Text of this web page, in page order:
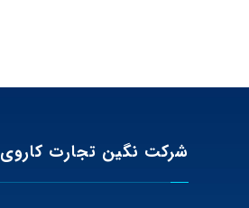
شرکت نگین تجارت کاروی